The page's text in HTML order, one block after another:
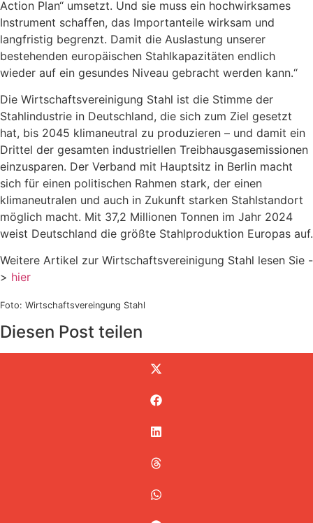
Action Plan“ umsetzt. Und sie muss ein hochwirksames
Instrument schaffen, das Importanteile wirksam und
langfristig begrenzt. Damit die Auslastung unserer
bestehenden europäischen Stahlkapazitäten endlich
wieder auf ein gesundes Niveau gebracht werden kann.“
Die Wirtschaftsvereinigung Stahl ist die Stimme der
Stahlindustrie in Deutschland, die sich zum Ziel gesetzt
hat, bis 2045 klimaneutral zu produzieren – und damit ein
Drittel der gesamten industriellen Treibhausgasemissionen
einzusparen. Der Verband mit Hauptsitz in Berlin macht
sich für einen politischen Rahmen stark, der einen
klimaneutralen und auch in Zukunft starken Stahlstandort
möglich macht. Mit 37,2 Millionen Tonnen im Jahr 2024
weist Deutschland die größte Stahlproduktion Europas auf.
Weitere Artikel zur Wirtschaftsvereinigung Stahl lesen Sie -
> hier
Foto: Wirtschaftsvereingung Stahl
Diesen Post teilen